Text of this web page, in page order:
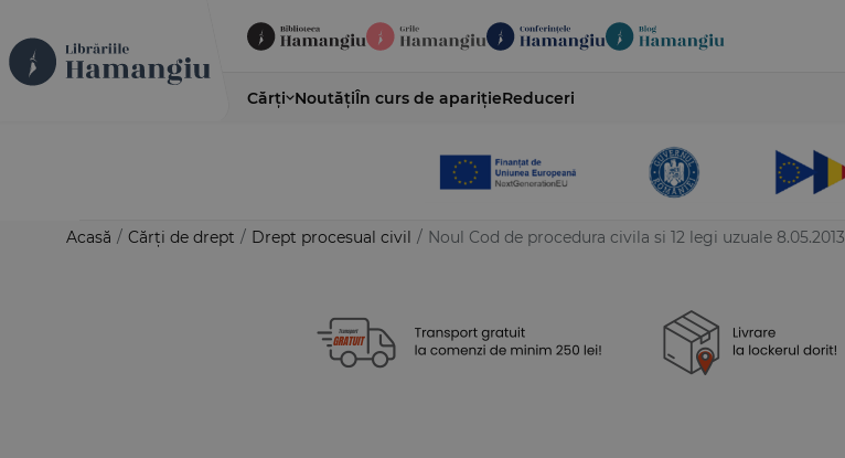
Cărți NoutățiÎn curs de aparițieReduceri
Acasă / Cărți de drept / Drept procesual civil / Noul Cod de procedura civila si 12 legi uzuale 8.05.2013